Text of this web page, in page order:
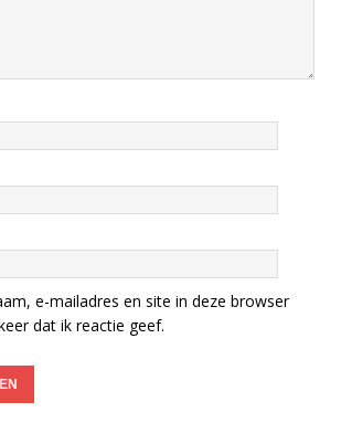
e-mailadres en site in deze browser
dat ik reactie geef.